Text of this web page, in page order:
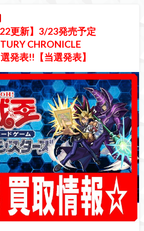
更新】3/23発売予定
CHRONICLE
発表!!【当選発表】